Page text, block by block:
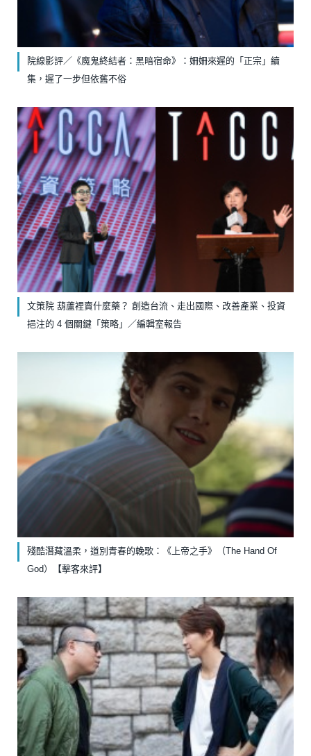
院線影評／《魔鬼終結者：黑暗宿命》：姍姍來遲的「正宗」續
集，遲了一步但依舊不俗
文策院 葫蘆裡賣什麼藥？ 創造台流、走出國際、改善產業、投資
挹注的 4 個關鍵「策略」／編輯室報告
殘酷潛藏溫柔，道別青春的輓歌：《上帝之手》（The Hand Of
God）【擊客來評】